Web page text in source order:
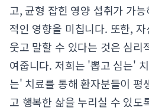
고, 균형 잡힌 영양 섭취가 가
적인 영향을 미칩니다. 또한,
웃고 말할 수 있다는 것은 심리
여줍니다. 저희는 '뽑고 심는'
는' 치료를 통해 환자분들이 평
고 행복한 삶을 누리실 수 있도